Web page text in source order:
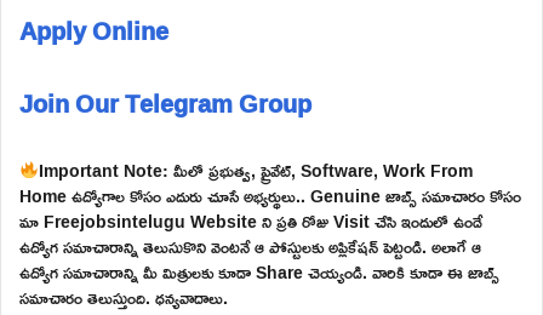
Apply Online
Join Our Telegram Group
Important Note: మీలో ప్రభుత్వ, ప్రైవేట్, Software, Work From
Home ఉద్యోగాల కోసం ఎదురు చూసే అభ్యర్థులు.. Genuine జాబ్స్ సమాచారం కోసం
మా Freejobsintelugu Website ని ప్రతి రోజు Visit చేసి ఇందులో ఉండే
ఉద్యోగ సమాచారాన్ని తెలుసుకొని వెంటనే ఆ పోస్టులకు అప్లికేషన్ పెట్టండి. అలాగే ఆ
ఉద్యోగ సమాచారాన్ని మీ మిత్రులకు కూడా Share చెయ్యండి. వారికి కూడా ఈ జాబ్స్
సమాచారం తెలుస్తుంది. ధన్యవాదాలు.